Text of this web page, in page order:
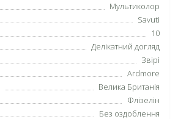
Мультиколор
Savuti
10
Делікатний догляд
Звірі
Ardmore
Велика Британія
Флізелін
Без оздоблення